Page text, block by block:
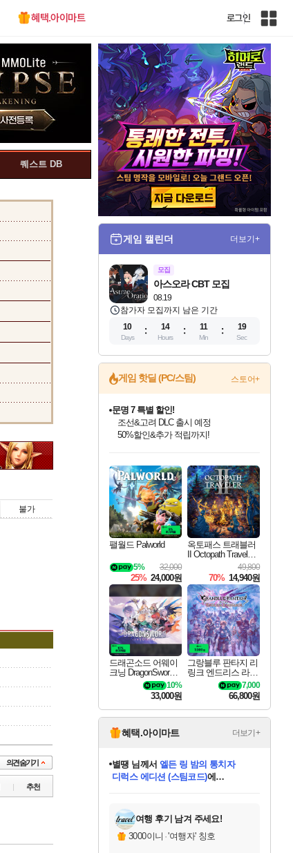
혜택.아이마트 로그인
인
전
이
트
맵
퀘스트 DB
불가
추천
게임 캘린더 더보기+
모집
08.19
아스오라 CBT 모집
참가자 모집까지 남은 기간
10
Days
14
Hours
11
Min
18
Sec
게임 핫딜 (PC/스팀) 스토어+
최대 90% 할인가를 만나보세요!
네이버혜택과 함께 만나보세요!
문명 7 특별 할인!
조선&고려 DLC 출시 예정
50%할인&추가 적립까지!
네이버 포인트 혜택까지!
이니&베니 혜택까지!
네이버 혜택가와 함께 예약하세요!
할인&네이버혜택으로 만나보세요!
네이버페이 혜택과 만나보세요!
40주년 프로모션으로 만나보세요!
할인가에 만나보세요!
일부 에디션 상시 할인!
혜택으로 예약 판매 중
편안하게 충전하세요
팰월드 Palworld
32,000
5%
25% 24,000원
옥토패스 트래블러
II Octopath Traveler I
49,800
70% 14,940원
드래곤소드 어웨이
크닝 DragonSword A
10%
33,000원
그랑블루 판타지 리
링크 엔드리스 라그
나로크 Granblue Fa
ntasy Relink Endless
7,000
66,800원
혜택.아이마트 더보기+
교환.
디럭스 에디션 (스팀코드) 에
당첨되셨습니다.
니코 님께서(본편포함) 데이브 더
다이버 인 더 정글 번들 (스팀코드)
당첨되셨습니다.
당첨되셨습니다.
당첨되셨습니다.
당첨되셨습니다.
당첨되셨습니다.
에디션 (스팀코드) 를 교환.
당첨되셨습니다.
여행 후기 남겨 주세요!
3000이니 ·'여행자' 칭호